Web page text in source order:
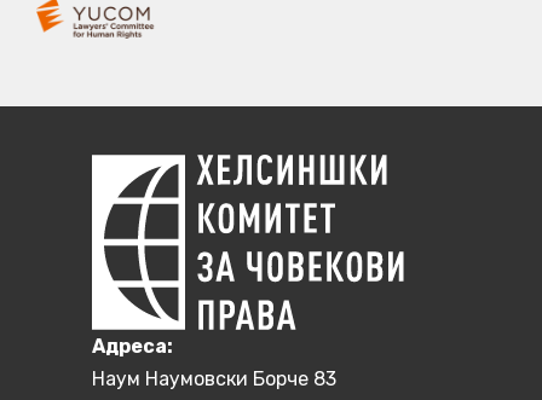
Aдреса:
Наум Наумовски Борче 83